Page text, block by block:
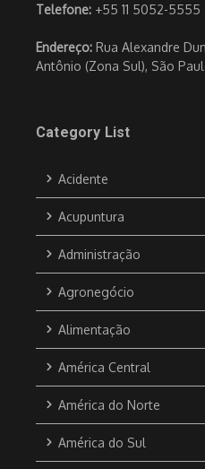
Telefone: +55 11 5052-5555
Endereço: Rua Alexandre
Antônio (Zona Sul), São
Category List
Acidente
Acupuntura
Administração
Agronegócio
Alimentação
América Central
América do Norte
América do Sul